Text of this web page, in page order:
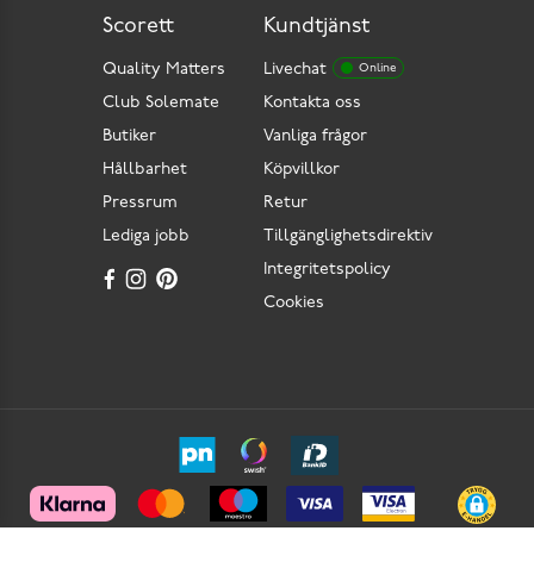
Kundtjänst
Livechat Online
Kontakta oss
Vanliga frågor
Köpvillkor
Retur
Tillgänglighetsdirektiv
Integritetspolicy
Cookies
Scorett
Quality Matters
Club Solemate
Butiker
Hållbarhet
Pressrum
Lediga jobb